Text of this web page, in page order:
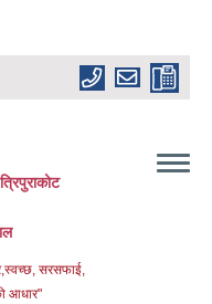
सरसफाई,
आधार"